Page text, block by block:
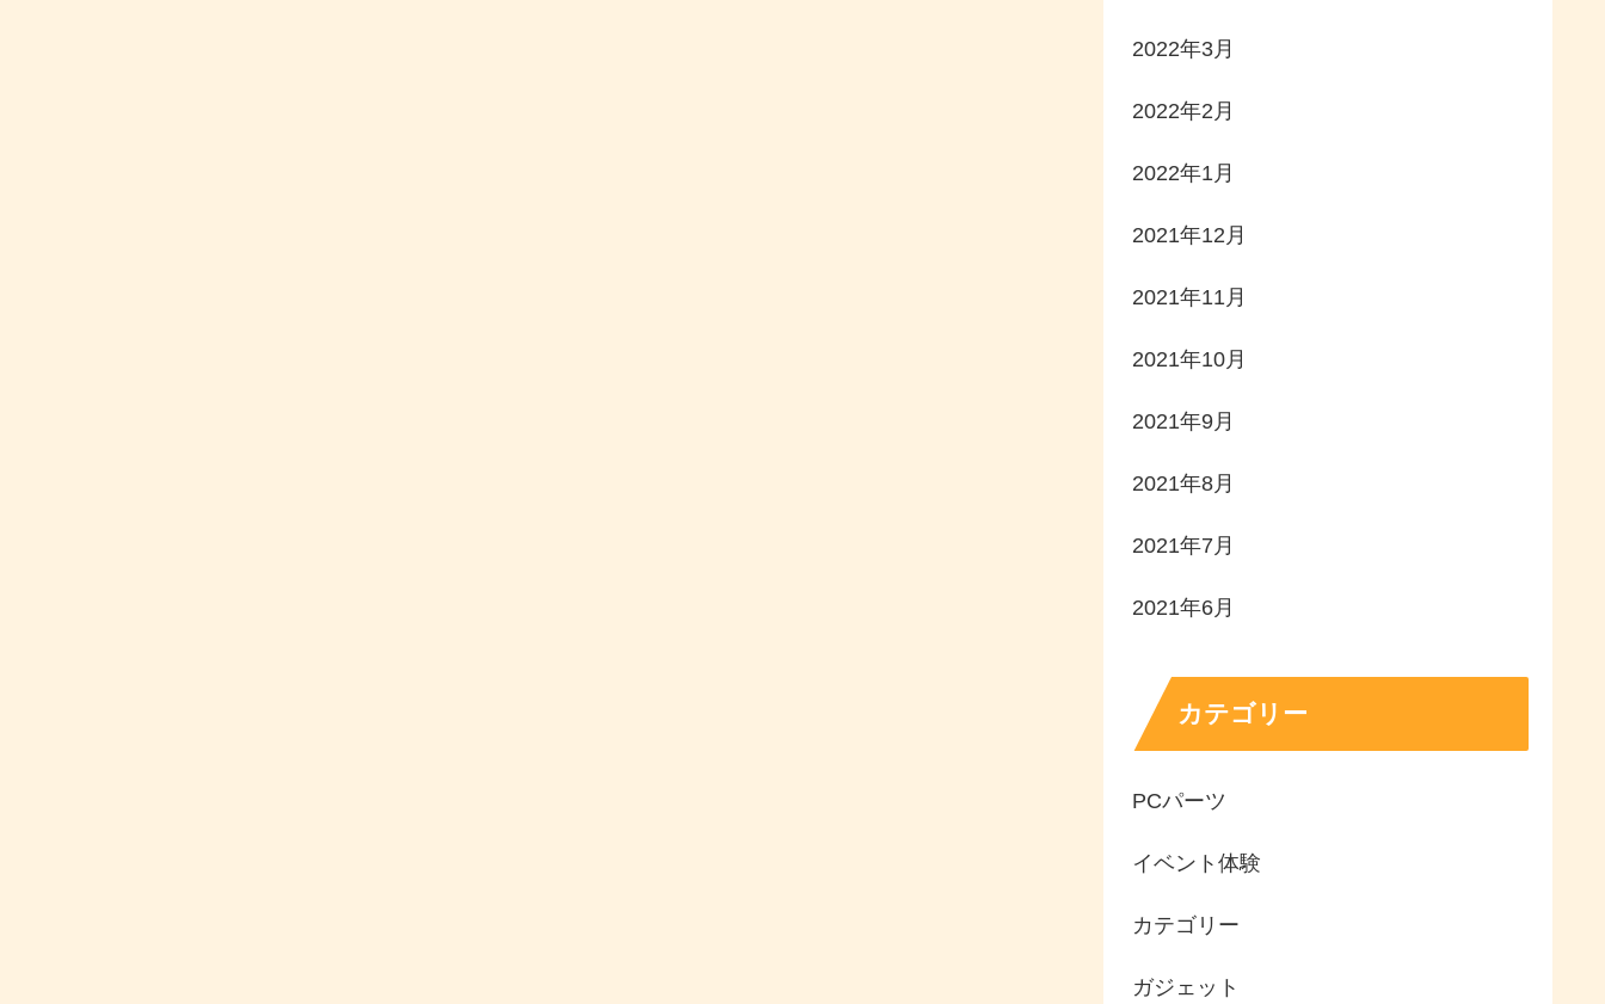
2022年3月
2022年2月
2022年1月
2021年12月
2021年11月
2021年10月
2021年9月
2021年8月
2021年7月
2021年6月
カテゴリー
PCパーツ
イベント体験
カテゴリー
ガジェット